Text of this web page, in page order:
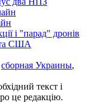
і "парад" дронів
США
сборная Украины,
текст і
це редакцію.